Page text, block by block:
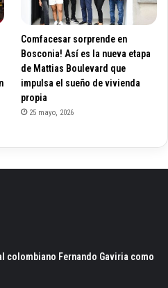
Comfacesar sorprende en
Bosconia! Así es la nueva etapa
de Mattias Boulevard que
impulsa el sueño de vivienda
propia
25 mayo, 2026
colombiano Fernando Gaviria como